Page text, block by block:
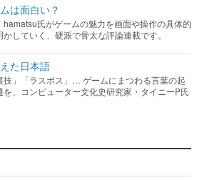
は面白い？
hamatsu氏がゲームの魅力を画面や操作の具体的
していく、硬派で骨太な評論連載です。
た日本語
技」「ラスボス」… ゲームにまつわる言葉の起
を、コンピューター文化史研究家・タイニーP氏